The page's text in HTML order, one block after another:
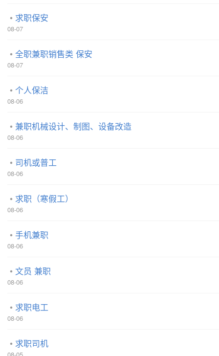
求职保安
08-07
全职兼职销售类 保安
08-07
个人保洁
08-06
兼职机械设计、制图、设备改造
08-06
司机或普工
08-06
求职（寒假工）
08-06
手机兼职
08-06
文员 兼职
08-06
求职电工
08-06
求职司机